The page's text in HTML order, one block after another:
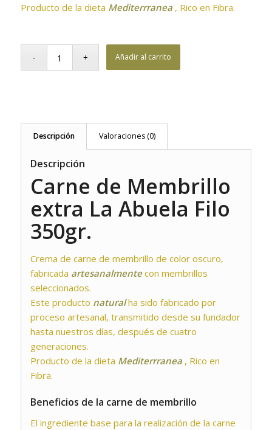
Producto de la dieta Mediterrranea , Rico en Fibra.
Añadir al carrito
Descripción Valoraciones (0)
Descripción
Carne de Membrillo
extra La Abuela Filo
350gr.
Crema de carne de membrillo de color oscuro,
fabricada artesanalmentecon membrillos
seleccionados.
Este producto naturalha sido fabricado por
proceso artesanal, transmitido desde su fundador
hasta nuestros días, después de cuatro
generaciones.
Producto de la dieta Mediterrranea, Rico en
Fibra.
Beneficios de la carne de membrillo
El ingrediente base para la realización de la carne